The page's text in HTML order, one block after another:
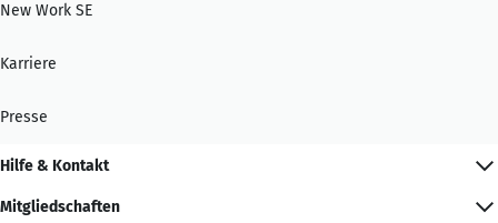
New Work SE
Karriere
Presse
Hilfe & Kontakt
Mitgliedschaften